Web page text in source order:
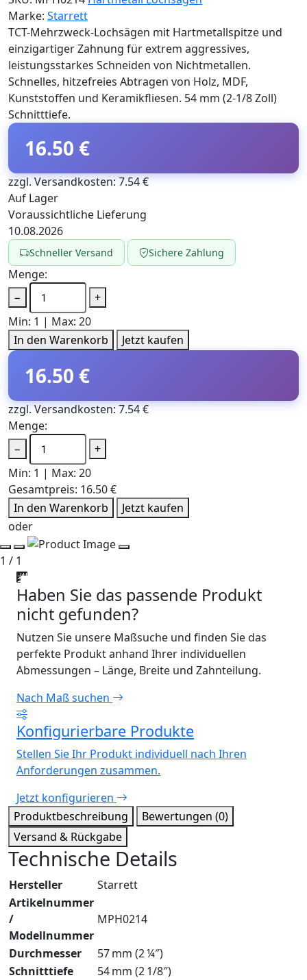
Marke: Starrett
TCT-Mehrzweck-Lochsägen mit Hartmetallspitze und
einzigartiger Zahnung für extrem aggressives,
leistungsstarkes Schneiden von Nichtmetallen.
Schnelles, hitzefreies Abtragen von Holz, MDF,
Kunststoffen und Keramikfliesen. 54 mm (2-1/8 Zoll)
Schnitttiefe.
16.50 €
zzgl. Versandkosten: 7.54 €
Auf Lager
Voraussichtliche Lieferung
10.08.2026
Schneller Versand Sichere Zahlung
Menge:
−
+
Min: 1 | Max: 20
In den Warenkorb
Jetzt kaufen
16.50 €
zzgl. Versandkosten: 7.54 €
Menge:
−
+
Min: 1 | Max: 20
Gesamtpreis: 16.50 €
In den Warenkorb
Jetzt kaufen
oder
1 / 1
Haben Sie das passende Produkt
nicht gefunden?
Nutzen Sie unsere Maßsuche und finden Sie das
perfekte Produkt anhand Ihrer individuellen
Abmessungen – Länge, Breite und Zahnteilung.
Nach Maß suchen
Konfigurierbare Produkte
Stellen Sie Ihr Produkt individuell nach Ihren
Anforderungen zusammen.
Jetzt konfigurieren
Produktbeschreibung
Bewertungen (0)
Versand & Rückgabe
Technische Details
Hersteller
Starrett
Artikelnummer
/
Modellnummer
MPH0214
Durchmesser
57 mm (2 ¼″)
Schnitttiefe
54 mm (2 1/8″)